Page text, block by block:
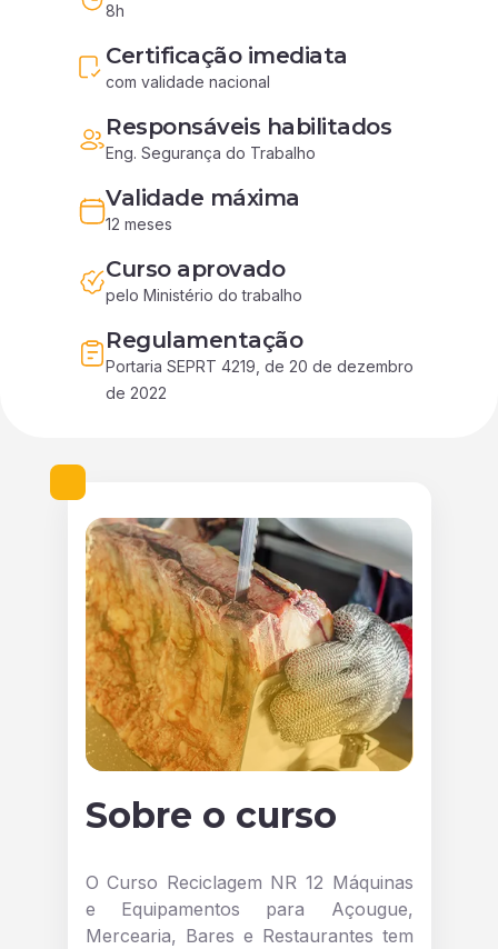
8h
Certificação imediata
com validade nacional
Responsáveis habilitados
Eng. Segurança do Trabalho
Validade máxima
12 meses
Curso aprovado
pelo Ministério do trabalho
Regulamentação
Portaria SEPRT 4219, de 20 de dezembro
de 2022
Sobre o curso
O Curso Reciclagem NR 12 Máquinas
e Equipamentos para Açougue,
Mercearia, Bares e Restaurantes tem